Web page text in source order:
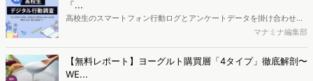
疑問をお抱えのSEO・Webマーケティングご担当者様におすすめの内
容となっています。※本レポートは記事のフォームから無料でダウン
「...
高校生のスマートフォン行動ログとアンケートデータを掛け合わせ、
最新の若年層（高校生）におけるデジタル行動実態やSNSの利用傾向
ち、スマートフォンを取り巻く環境が成熟するなか、新興SNSの台頭
により高校生のデジタルライフスタイルは新たな変化を見せていま
マナミナ編集部
【無料レポート】ヨーグルト購買層「4タイプ」徹底解剖〜
WE...